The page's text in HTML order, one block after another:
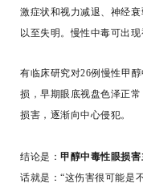
激症状和视力减退、神经
以至失明。慢性中毒可出
有临床研究对26例慢性甲
损，早期眼底视盘色泽正
损害，逐渐向中心侵犯。
结论是：甲醇中毒性眼损
话就是：“这伤害很可能是